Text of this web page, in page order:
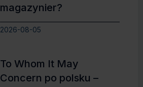
magazynier?
2026-08-05
To Whom It May
Concern po polsku –